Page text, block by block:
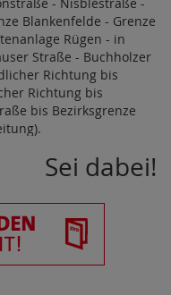
Blankenfelde - Grenze
Rügen - in
Straße - Buchholzer
Richtung bis
Richtung bis
bis Bezirksgrenze
Sei dabei!